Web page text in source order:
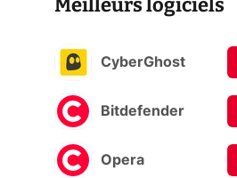
CyberGhost
Bitdefender
Opera